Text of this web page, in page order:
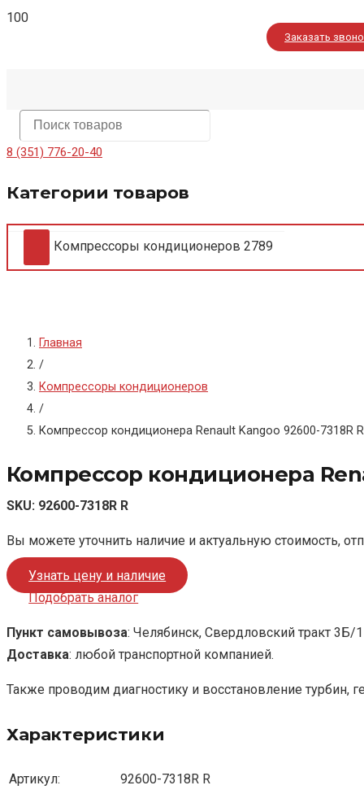
Заказать
8 (351) 776-20-40
Категории товаров
Компрессоры кондиционеров 2789
Главная
/
Компрессоры кондиционеров
/
Компрессор кондиционера Renault Kangoo 92600-7318R R
Компрессор кондиционера
SKU: 92600-7318R R
Вы можете уточнить наличие и актуальную стоимость,
Узнать цену и наличие
Подобрать аналог
Пункт самовывоза: Челябинск, Свердловский тракт 3Б/1
Доставка: любой транспортной компанией.
Также проводим диагностику и восстановление турбин,
Характеристики
Артикул:
92600-7318R R